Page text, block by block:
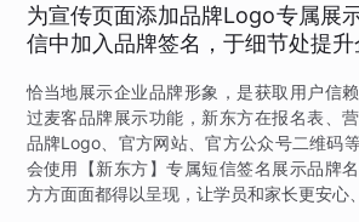
为宣传页面添加品牌Logo专属展
信中加入品牌签名，于细节处提升
恰当地展示企业品牌形象，是获取用户信
过麦客品牌展示功能，新东方在报名表、
品牌Logo、官方网站、官方公众号二维码
会使用【新东方】专属短信签名展示品牌
方方面面都得以呈现，让学员和家长更安心